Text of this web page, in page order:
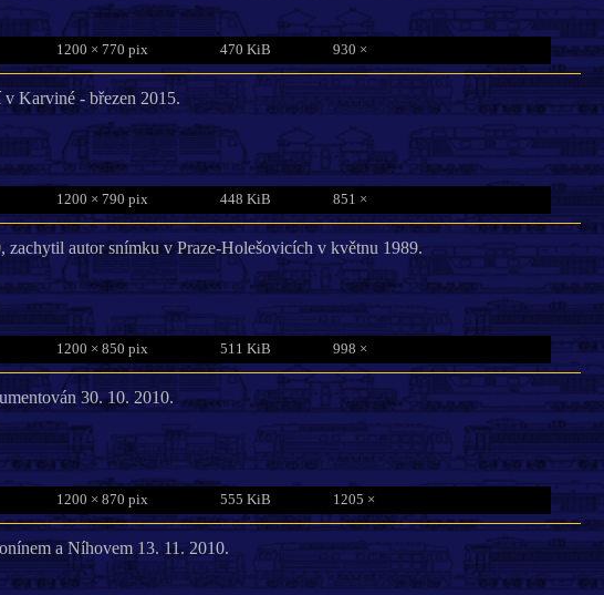
1200 × 770 pix 470 KiB 930 ×
v Karviné - březen 2015.
1200 × 790 pix 448 KiB 851 ×
, zachytil autor snímku v Praze-Holešovicích v květnu 1989.
1200 × 850 pix 511 KiB 998 ×
30. 10. 2010.
1200 × 870 pix 555 KiB 1205 ×
a Níhovem 13. 11. 2010.